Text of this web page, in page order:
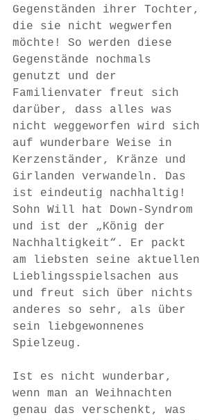
Gegenständen ihrer Tochter,
die sie nicht wegwerfen
möchte! So werden diese
Gegenstände nochmals
genutzt und der
Familienvater freut sich
darüber, dass alles was
nicht weggeworfen wird sich
auf wunderbare Weise in
Kerzenständer, Kränze und
Girlanden verwandeln. Das
ist eindeutig nachhaltig!
Sohn Will hat Down-Syndrom
und ist der „König der
Nachhaltigkeit“. Er packt
am liebsten seine aktuellen
Lieblingsspielsachen aus
und freut sich über nichts
anderes so sehr, als über
sein liebgewonnenes
Spielzeug.
Ist es nicht wunderbar,
wenn man an Weihnachten
genau das verschenkt, was